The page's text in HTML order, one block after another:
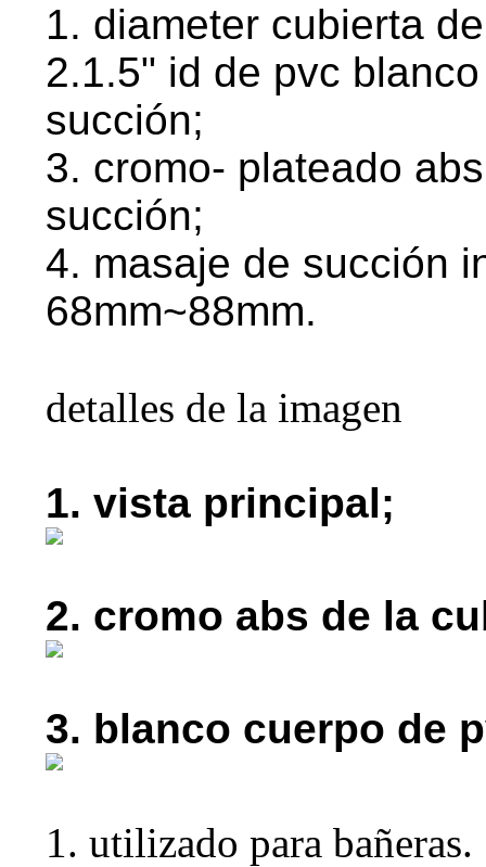
1. diameter cubierta
2.1.5" id de pvc
succión;
3. cromo- plateado
succión;
4. masaje de succión
68mm~88mm.
detalles de la imagen
1. vista principal;
2. cromo abs de la
3. blanco cuerpo de
1. utilizado para bañeras.